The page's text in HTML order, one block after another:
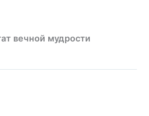
вечной мудрости